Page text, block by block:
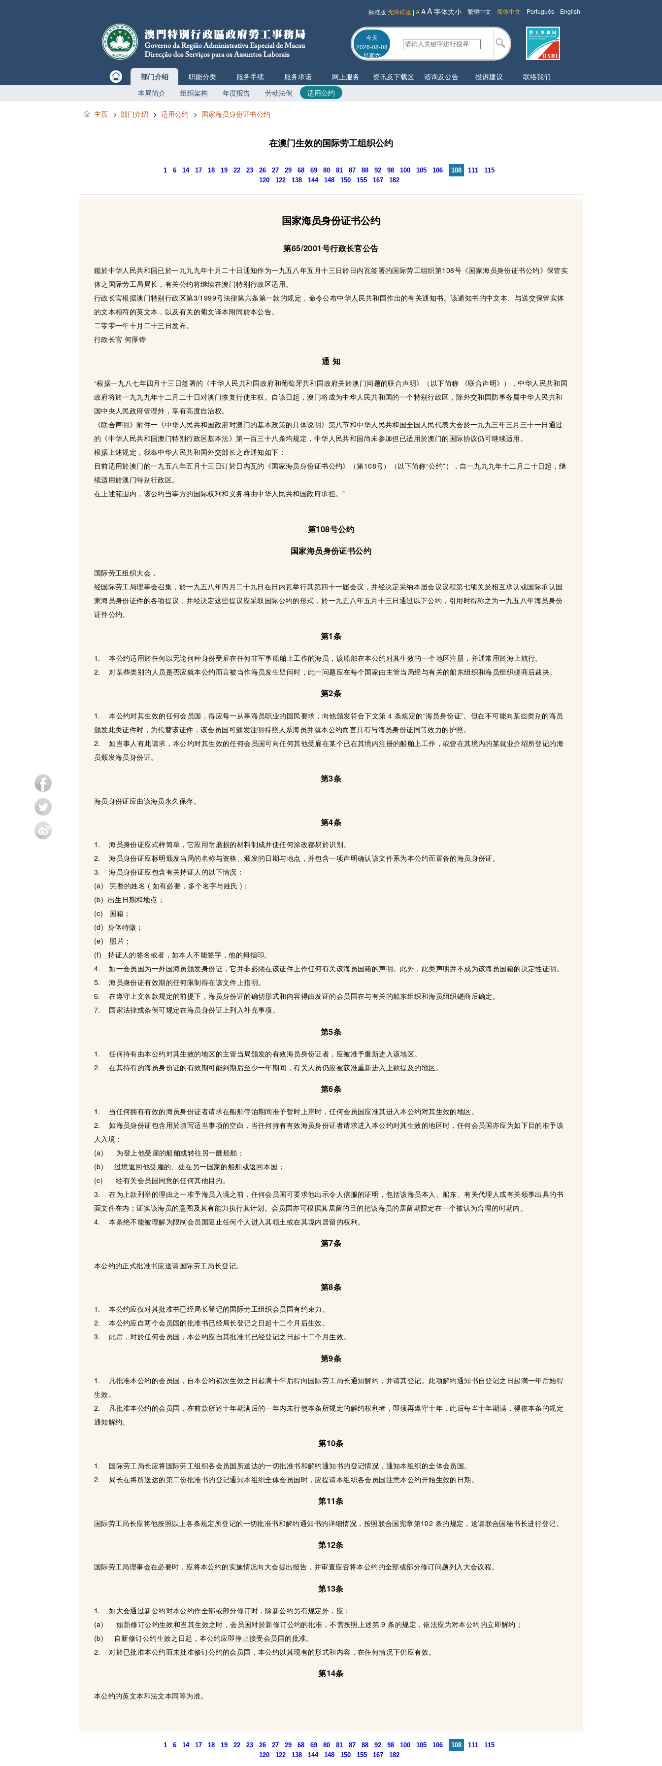
English
Português
简体中文
繁體中文
标准版 无障碍版 | AAA字体大小
今天
2026-08-08
星期六
部门介绍
本局简介
组织架构 年度报告 劳动法例 适用公约
职能分类 服务手续 服务承诺 网上服务 资讯及下载区 谘询及公告 投诉建议 联络我们
主页 > 部门介绍 > 适用公约 > 国家海员身份证书公约
在澳门生效的国际劳工组织公约
1 6 14 17 18 19 22 23 26 27 29 68 69 80 81 87 88 92 98 100 105 106 108 111
115
120
122 138 144 148 150 155 167 182
国家海员身份证书公约
第65/2001号行政长官公告
鑑於中华人民共和国已於一九九九年十月二十日通知作为一九五八年五月十三日於日内瓦签署的国际劳工组织第108号《国家海员身份证书公约》保管实
体之国际劳工局局长，有关公约将继续在澳门特别行政区适用。
行政长官根据澳门特别行政区第3/1999号法律第六条第一款的规定，命令公布中华人民共和国作出的有关通知书。该通知书的中文本、与送交保管实体
的文本相符的英文本，以及有关的葡文译本附同於本公告。
二零零一年十月二十三日发布。
行政长官 何厚铧
通 知
“根据一九八七年四月十三日签署的《中华人民共和国政府和葡萄牙共和国政府关於澳门问题的联合声明》（以下简称 《联合声明》），中华人民共和国
政府将於一九九九年十二月二十日对澳门恢复行使主权。自该日起，澳门将成为中华人民共和国的一个特别行政区，除外交和国防事务属中华人民共和
国中央人民政府管理外，享有高度自治权。
《联合声明》附件一《中华人民共和国政府对澳门的基本政策的具体说明》第八节和中华人民共和国全国人民代表大会於一九九三年三月三十一日通过
的《中华人民共和国澳门特别行政区基本法》第一百三十八条均规定，中华人民共和国尚未参加但已适用於澳门的国际协议仍可继续适用。
根据上述规定，我奉中华人民共和国外交部长之命通知如下：
目前适用於澳门的一九五八年五月十三日订於日内瓦的《国家海员身份证书公约》（第108号）（以下简称“公约”），自一九九九年十二月二十日起，继
续适用於澳门特别行政区。
在上述範围内，该公约当事方的国际权利和义务将由中华人民共和国政府承担。”
第108号公约
国家海员身份证书公约
国际劳工组织大会，
经国际劳工局理事会召集，於一九五八年四月二十九日在日内瓦举行其第四十一届会议，并经决定采纳本届会议议程第七项关於相互承认或国际承认国
家海员身份证件的各项提议，并经决定这些提议应采取国际公约的形式，於一九五八年五月十三日通过以下公约，引用时得称之为一九五八年海员身份
证件公约。
第1条
1. 本公约适用於任何以无论何种身份受雇在任何非军事船舶上工作的海员，该船舶在本公约对其生效的一个地区注册，并通常用於海上航行。
2. 对某些类别的人员是否应就本公约而言被当作海员发生疑问时，此一问题应在每个国家由主管当局经与有关的船东组织和海员组织磋商后裁决。
第2条
1. 本公约对其生效的任何会员国，得应每一从事海员职业的国民要求，向他颁发符合下文第 4 条规定的“海员身份证”。但在不可能向某些类别的海员
颁发此类证件时，为代替该证件，该会员国可颁发注明持照人系海员并就本公约而言具有与海员身份证同等效力的护照。
2. 如当事人有此请求，本公约对其生效的任何会员国可向任何其他受雇在某个已在其境内注册的船舶上工作，或曾在其境内的某就业介绍所登记的海
员颁发海员身份证。
第3条
海员身份证应由该海员永久保存。
第4条
1. 海员身份证应式样简单，它应用耐磨损的材料制成并使任何涂改都易於识别。
2. 海员身份证应标明颁发当局的名称与资格、颁发的日期与地点，并包含一项声明确认该文件系为本公约而置备的海员身份证。
3. 海员身份证应包含有关持证人的以下情况：
(a) 完整的姓名 ( 如有必要，多个名字与姓氏 )；
(b) 出生日期和地点；
(c) 国籍；
(d) 身体特徵；
(e) 照片；
(f) 持证人的签名或者，如本人不能签字，他的拇指印。
4. 如一会员国为一外国海员颁发身份证，它并非必须在该证件上作任何有关该海员国籍的声明。此外，此类声明并不成为该海员国籍的决定性证明。
5. 海员身份证有效期的任何限制得在该文件上指明。
6. 在遵守上文各款规定的前提下，海员身份证的确切形式和内容得由发证的会员国在与有关的船东组织和海员组织磋商后确定。
7. 国家法律或条例可规定在海员身份证上列入补充事项。
第5条
1. 任何持有由本公约对其生效的地区的主管当局颁发的有效海员身份证者，应被准予重新进入该地区。
2. 在其持有的海员身份证的有效期可能到期后至少一年期间，有关人员仍应被获准重新进入上款提及的地区。
第6条
1. 当任何拥有有效的海员身份证者请求在船舶停泊期间准予暂时上岸时，任何会员国应准其进入本公约对其生效的地区。
2. 如海员身份证包含用於填写适当事项的空白，当任何持有有效海员身份证者请求进入本公约对其生效的地区时，任何会员国亦应为如下目的准予该
人入境：
(a) 为登上他受雇的船舶或转往另一艘船舶；
(b) 过境返回他受雇的、处在另一国家的船舶或返回本国；
(c) 经有关会员国同意的任何其他目的。
3. 在为上款列举的理由之一准予海员入境之前，任何会员国可要求他出示令人信服的证明，包括该海员本人、船东、有关代理人或有关领事出具的书
面文件在内；证实该海员的意图及其有能力执行其计划。会员国亦可根据其居留的目的把该海员的居留期限定在一个被认为合理的时期内。
4. 本条绝不能被理解为限制会员国阻止任何个人进入其领土或在其境内居留的权利。
第7条
本公约的正式批准书应送请国际劳工局长登记。
第8条
1. 本公约应仅对其批准书已经局长登记的国际劳工组织会员国有约束力。
2. 本公约应自两个会员国的批准书已经局长登记之日起十二个月后生效。
3. 此后，对於任何会员国，本公约应自其批准书已经登记之日起十二个月生效。
第9条
1. 凡批准本公约的会员国，自本公约初次生效之日起满十年后得向国际劳工局长通知解约，并请其登记。此项解约通知书自登记之日起满一年后始得
生效。
2. 凡批准本公约的会员国，在前款所述十年期满后的一年内未行使本条所规定的解约权利者，即须再遵守十年，此后每当十年期满，得依本条的规定
通知解约。
第10条
1. 国际劳工局长应将国际劳工组织各会员国所送达的一切批准书和解约通知书的登记情况，通知本组织的全体会员国。
2. 局长在将所送达的第二份批准书的登记通知本组织全体会员国时，应提请本组织各会员国注意本公约开始生效的日期。
第11条
国际劳工局长应将他按照以上各条规定所登记的一切批准书和解约通知书的详细情况，按照联合国宪章第102 条的规定，送请联合国秘书长进行登记。
第12条
国际劳工局理事会在必要时，应将本公约的实施情况向大会提出报告，并审查应否将本公约的全部或部分修订问题列入大会议程。
第13条
1. 如大会通过新公约对本公约作全部或部分修订时，除新公约另有规定外，应：
(a) 如新修订公约生效和当其生效之时，会员国对於新修订公约的批准，不需按照上述第 9 条的规定，依法应为对本公约的立即解约；
(b) 自新修订公约生效之日起，本公约应即停止接受会员国的批准。
2. 对於已批准本公约而未批准修订公约的会员国，本公约以其现有的形式和内容，在任何情况下仍应有效。
第14条
本公约的英文本和法文本同等为准。
1 6 14 17 18 19 22 23 26 27 29 68 69 80 81 87 88 92 98 100 105 106 108 111
115
120
122 138 144 148 150 155 167 182